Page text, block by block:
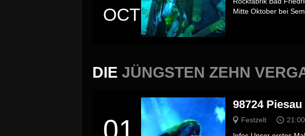
OCT
Mitte Oktober bei
DIE JÜNGSTEN ZEHN
98724 Piesau
Festzelt